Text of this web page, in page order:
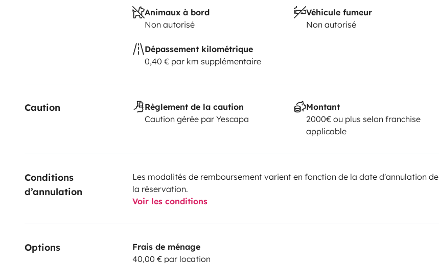
Animaux à bord
Non autorisé
Véhicule fumeur
Non autorisé
Dépassement kilométrique
0,40 € par km supplémentaire
Caution
Règlement de la caution
Caution gérée par Yescapa
Montant
2000€ ou plus selon franchise
applicable
Conditions
d’annulation
Les modalités de remboursement varient en fonction de la date d'annulation de
la réservation.
Voir les conditions
Options
Frais de ménage
40,00 € par location